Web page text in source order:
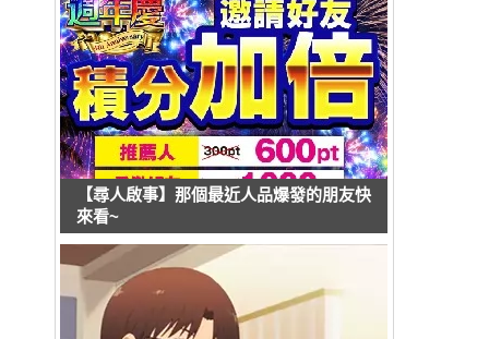
【尋人啟事】那個最近人品爆發的朋友快
來看~